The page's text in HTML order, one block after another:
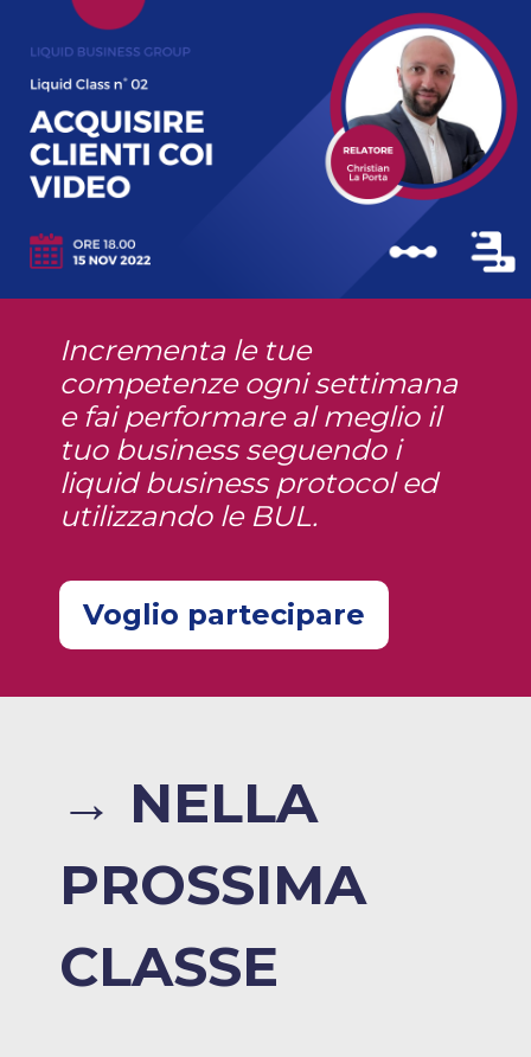
Incrementa le tue
competenze ogni settimana
e fai performare al meglio il
tuo business seguendo i
liquid business protocol ed
utilizzando le BUL.
Voglio partecipare
→ NELLA
PROSSIMA
CLASSE